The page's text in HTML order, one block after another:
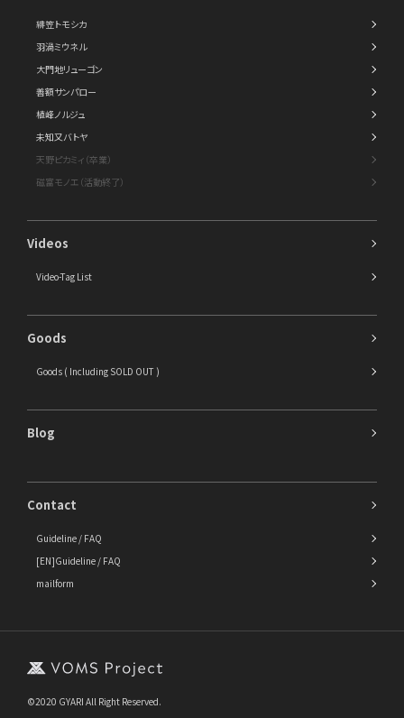
緋笠トモシカ
羽渦ミウネル
大門地リューゴン
善額サンパロー
植峰ノルジュ
未知又バトヤ
天野ピカミィ（卒業）
磁富モノエ（活動終了）
Videos
Video-Tag List
Goods
Goods ( Including SOLD OUT )
Blog
Contact
Guideline / FAQ
[EN]Guideline / FAQ
mailform
©2020 GYARI All Right Reserved.